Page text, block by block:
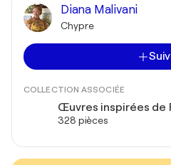
Diana Malivani
Chypre
COLLECTION ASSOCIÉE
Œuvres inspirées de
328 pièces